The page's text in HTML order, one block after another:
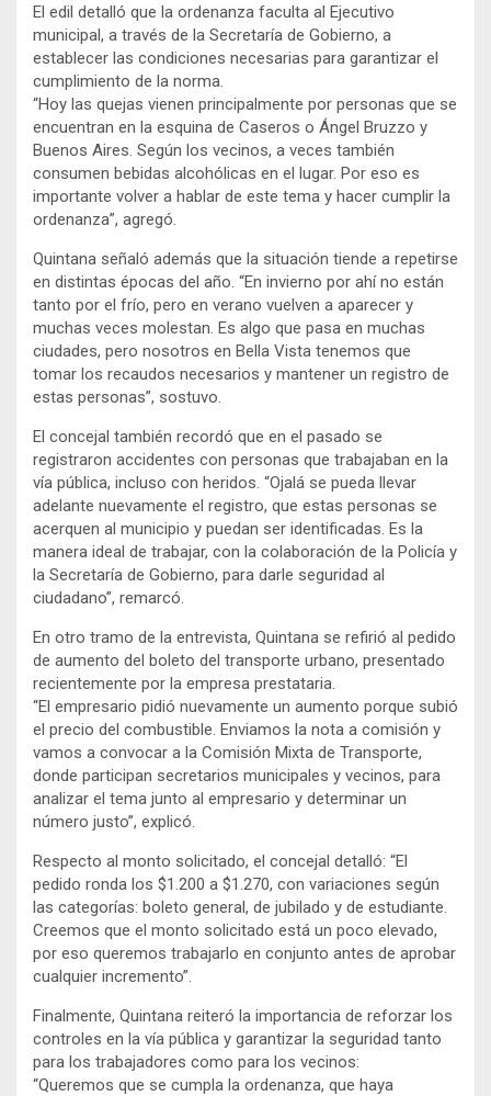
El edil detalló que la ordenanza faculta al Ejecutivo
municipal, a través de la Secretaría de Gobierno, a
establecer las condiciones necesarias para garantizar el
cumplimiento de la norma.
“Hoy las quejas vienen principalmente por personas que se
encuentran en la esquina de Caseros o Ángel Bruzzo y
Buenos Aires. Según los vecinos, a veces también
consumen bebidas alcohólicas en el lugar. Por eso es
importante volver a hablar de este tema y hacer cumplir la
ordenanza”, agregó.
Quintana señaló además que la situación tiende a repetirse
en distintas épocas del año. “En invierno por ahí no están
tanto por el frío, pero en verano vuelven a aparecer y
muchas veces molestan. Es algo que pasa en muchas
ciudades, pero nosotros en Bella Vista tenemos que
tomar los recaudos necesarios y mantener un registro de
estas personas”, sostuvo.
El concejal también recordó que en el pasado se
registraron accidentes con personas que trabajaban en la
vía pública, incluso con heridos. “Ojalá se pueda llevar
adelante nuevamente el registro, que estas personas se
acerquen al municipio y puedan ser identificadas. Es la
manera ideal de trabajar, con la colaboración de la Policía y
la Secretaría de Gobierno, para darle seguridad al
ciudadano”, remarcó.
En otro tramo de la entrevista, Quintana se refirió al pedido
de aumento del boleto del transporte urbano, presentado
recientemente por la empresa prestataria.
“El empresario pidió nuevamente un aumento porque subió
el precio del combustible. Enviamos la nota a comisión y
vamos a convocar a la Comisión Mixta de Transporte,
donde participan secretarios municipales y vecinos, para
analizar el tema junto al empresario y determinar un
número justo”, explicó.
Respecto al monto solicitado, el concejal detalló: “El
pedido ronda los $1.200 a $1.270, con variaciones según
las categorías: boleto general, de jubilado y de estudiante.
Creemos que el monto solicitado está un poco elevado,
por eso queremos trabajarlo en conjunto antes de aprobar
cualquier incremento”.
Finalmente, Quintana reiteró la importancia de reforzar los
controles en la vía pública y garantizar la seguridad tanto
para los trabajadores como para los vecinos:
“Queremos que se cumpla la ordenanza, que haya